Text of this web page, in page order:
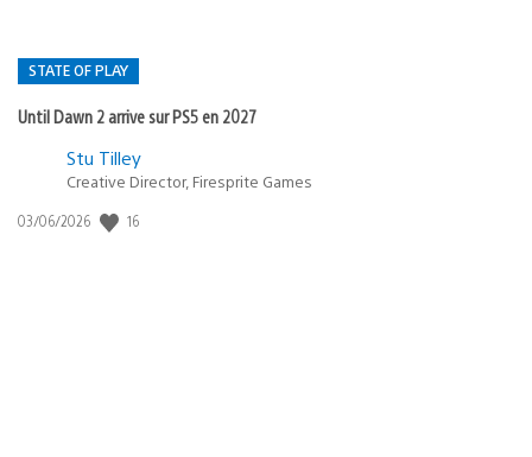
STATE OF PLAY
Until Dawn 2 arrive sur PS5 en 2027
Postée
:
Stu Tilley
Creative Director, Firesprite Games
Date
03/06/2026 16